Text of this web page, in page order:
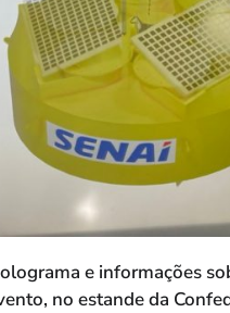
e informações
no estande da